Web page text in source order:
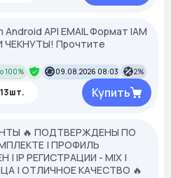
Android API EMAIL Формат IAM
ЧЕКНУТЫ! Прочтите
100% 09.08.2026 08:03 2%
Купить
🔥 ПОДТВЕРЖДЕНЫ ПО
| ПРОФИЛЬ
IP РЕГИСТРАЦИИ - MIX |
| ОТЛИЧНОЕ КАЧЕСТВО 🔥